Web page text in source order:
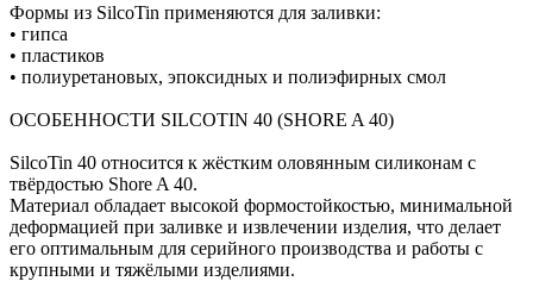
Формы из SilcoTin применяются для заливки:
• гипса
• пластиков
• полиуретановых, эпоксидных и полиэфирных смол
ОСОБЕННОСТИ SILCOTIN 40 (SHORE A 40)
SilcoTin 40 относится к жёстким оловянным силиконам с
твёрдостью Shore A 40.
Материал обладает высокой формостойкостью, минимальной
деформацией при заливке и извлечении изделия, что делает
его оптимальным для серийного производства и работы с
крупными и тяжёлыми изделиями.